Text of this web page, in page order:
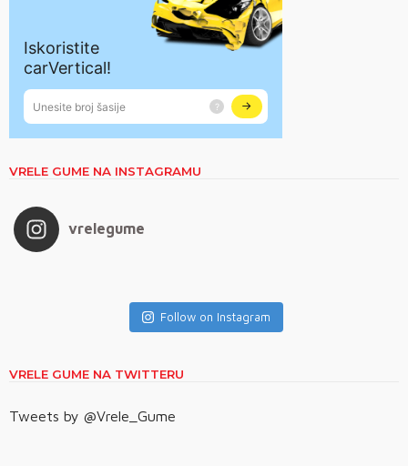
VRELE GUME NA INSTAGRAMU
vrelegume
Follow on Instagram
VRELE GUME NA TWITTERU
Tweets by @Vrele_Gume